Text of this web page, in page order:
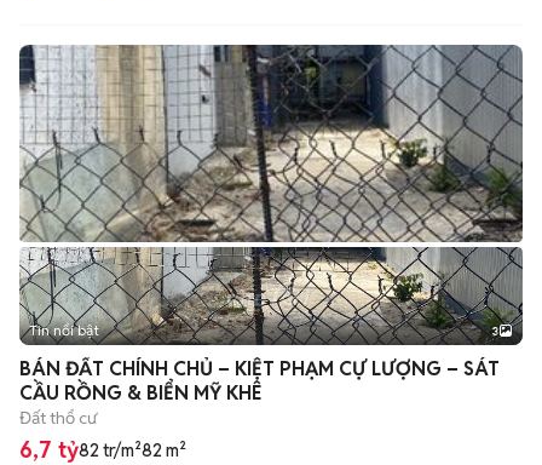
Tin nổi bật 3
BÁN ĐẤT CHÍNH CHỦ – KIỆT PHẠM CỰ LƯỢNG – SÁT
CẦU RỒNG & BIỂN MỸ KHÊ
Đất thổ cư
6,7 tỷ82 tr/m²82 m²